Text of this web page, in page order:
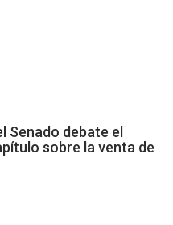
Senado debate el
sobre la venta de